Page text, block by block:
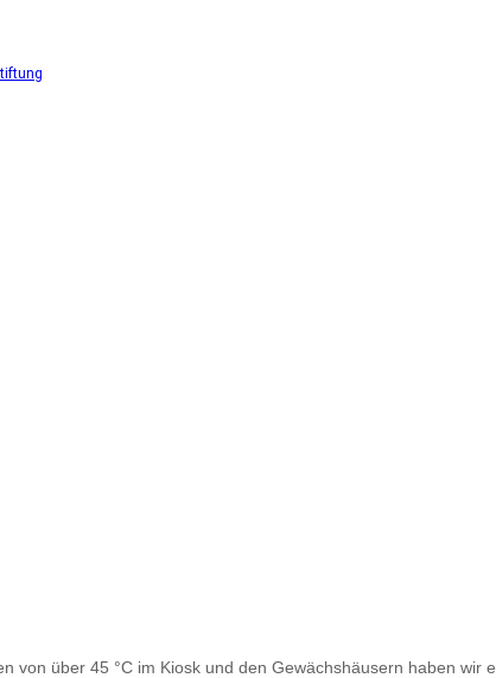
von über 45 °C im Kiosk und den Gewächshäusern haben wir